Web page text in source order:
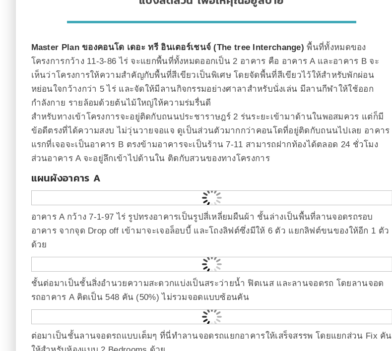
Master Plan ของคอนโด เดอะ ทรี อินเตอร์เชนจ์ (The tree Interchange) พื้นที่ทั้งหมดของ
โครงการกว้าง 11-3-86 ไร่ จะแยกพื้นที่ทั้งหมดออกเป็น 2 อาคาร คือ อาคาร A และอาคาร B จะ
เห็นว่าโครงการให้ความสำคัญกับพื้นที่สีเขียวเป็นพิเศษ โดยจัดพื้นที่สีเขียวไว้ให้สำหรับพักผ่อน
หย่อนใจกว้างกว่า 5 ไร่ และจัดให้มีลานกิจกรรมอย่างศาลาสำหรับนั่งเล่น มีลานกีฬาให้ใช้ออก
กำลังกาย รายล้อมด้วยต้นไม้ใหญ่ให้ความร่มรื่นดี
สำหรับทางเข้าโครงการจะอยู่ติดกับถนนประชาราษฎร์ 2 ร่นระยะเข้ามาด้านในพอสมควร แต่ก็มี
ข้อดีตรงที่ได้ความสงบ ไม่วุ่นวายจอแจ ดูเป็นส่วนตัวมากกว่าคอนโดที่อยู่ติดกับถนนไปเลย อาคาร
แรกที่เจอจะเป็นอาคาร B ตรงข้ามอาคารจะเป็นร้าน 7-11 สามารถฝากท้องได้ตลอด 24 ชั่วโมง
ส่วนอาคาร A จะอยู่ลึกเข้าไปด้านใน ติดกับสวนของทางโครงการ
แผนผังอาคาร A
อาคาร A กว้าง 7-1-97 ไร่ รูปทรงอาคารเป็นรูปสี่เหลี่ยมผืนผ้า ชั้นล่างเป็นพื้นที่ลานจอดรถรอบ
อาคาร จากจุด Drop off เข้ามาจะเจอล็อบบี้ และโถงลิฟต์ซึ่งมีให้ 6 ตัว แยกลิฟต์ขนของให้อีก 1 ตัว
ด้วย
ชั้นต่อมาเป็นชั้นสิ่งอำนวยความสะดวกแบ่งเป็นสระว่ายน้ำ ฟิตเนส และลานจอดรถ โดยลานจอด
รถอาคาร A คิดเป็น 548 คัน (50%) ไม่รวมจอดแบบซ้อนคัน
ต่อมาเป็นชั้นลานจอดรถแบบเต็มๆ ที่นี่ทำลานจอดรถแยกอาคารให้เสร็จสรรพ โดยแยกส่วน Fix คัน